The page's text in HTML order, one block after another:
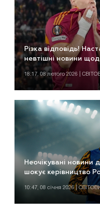
Різка відповідь!
невтішні новини
18:17, 08 лютого 2026 |
Неочікувані новини
шокує керівництво
10:47, 08 січня 2026 |